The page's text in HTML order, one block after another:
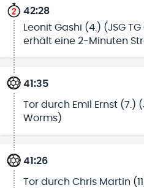
42:28
Leonit Gashi (4.) (JSG
erhält eine 2-Minuten
41:35
Tor durch Emil Ernst (7.)
Worms)
41:26
Tor durch Chris Martin